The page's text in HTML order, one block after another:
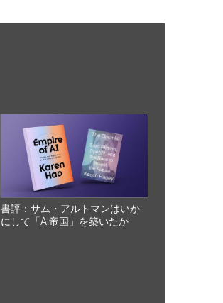
書評：サム・アルトマンはいか
にして「AI帝国」を築いたか